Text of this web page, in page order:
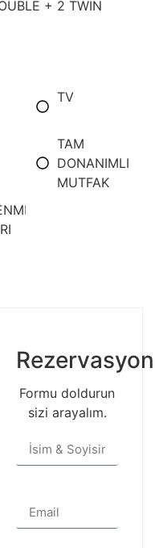
+ 2 TWIN
TV
TAM
DONANIMLI
MUTFAK
Rezervasyon
Formu doldurun
sizi arayalım.